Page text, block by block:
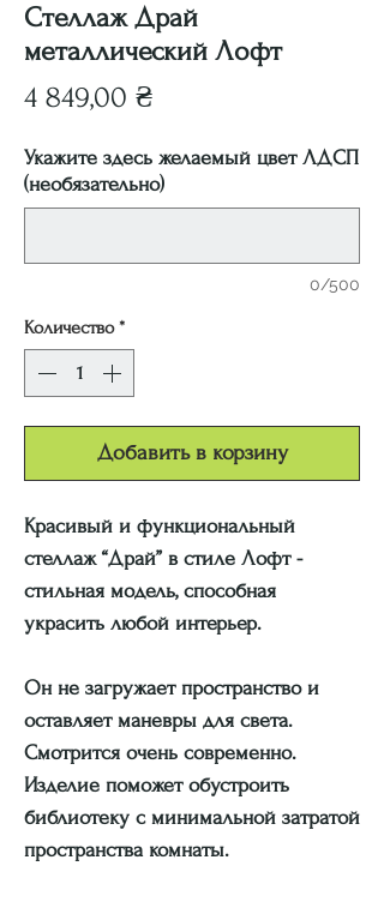
Стеллаж Драй
металлический Лофт
4 849,00 ₴Цена
Укажите здесь желаемый цвет ЛДСП
(необязательно)
0/500
Количество *
Добавить в корзину
Красивый и функциональный
стеллаж “Драй” в стиле Лофт -
стильная модель, способная
украсить любой интерьер.
Он не загружает пространство и
оставляет маневры для света.
Смотрится очень современно.
Изделие поможет обустроить
библиотеку с минимальной затратой
пространства комнаты.